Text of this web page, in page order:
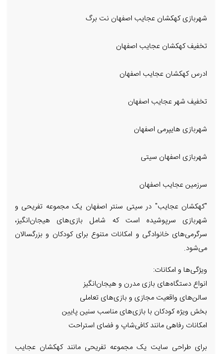
شهربازی کهکشان عجایب اصفهان نت برگ
تخفیف کهکشان عجایب اصفهان
ادرس کهکشان عجایب اصفهان
تخفیف شهر عجایب اصفهان
شهربازی هایپرمی اصفهان
شهربازی اصفهان سیتی
سرزمین عجایب اصفهان
"کهکشان عجایب" در سیتی سنتر اصفهان یک مجموعه تفریحی و
شهربازی سرپوشیده است که شامل بازی‌های هیجان‌انگیز،
سرگرمی‌های خانوادگی و امکانات متنوع برای کودکان و بزرگسالان
می‌شود.
ویژگی‌ها و امکانات:
انواع دستگاه‌های بازی مدرن و هیجان‌انگیز
سالن‌های واقعیت مجازی و بازی‌های تعاملی
بخش ویژه کودکان با بازی‌های مناسب سنین پایین
امکانات رفاهی مانند کافی‌شاپ و فضای استراحت
برای طراحی سایت یک مجموعه تفریحی مانند کهکشان عجایب